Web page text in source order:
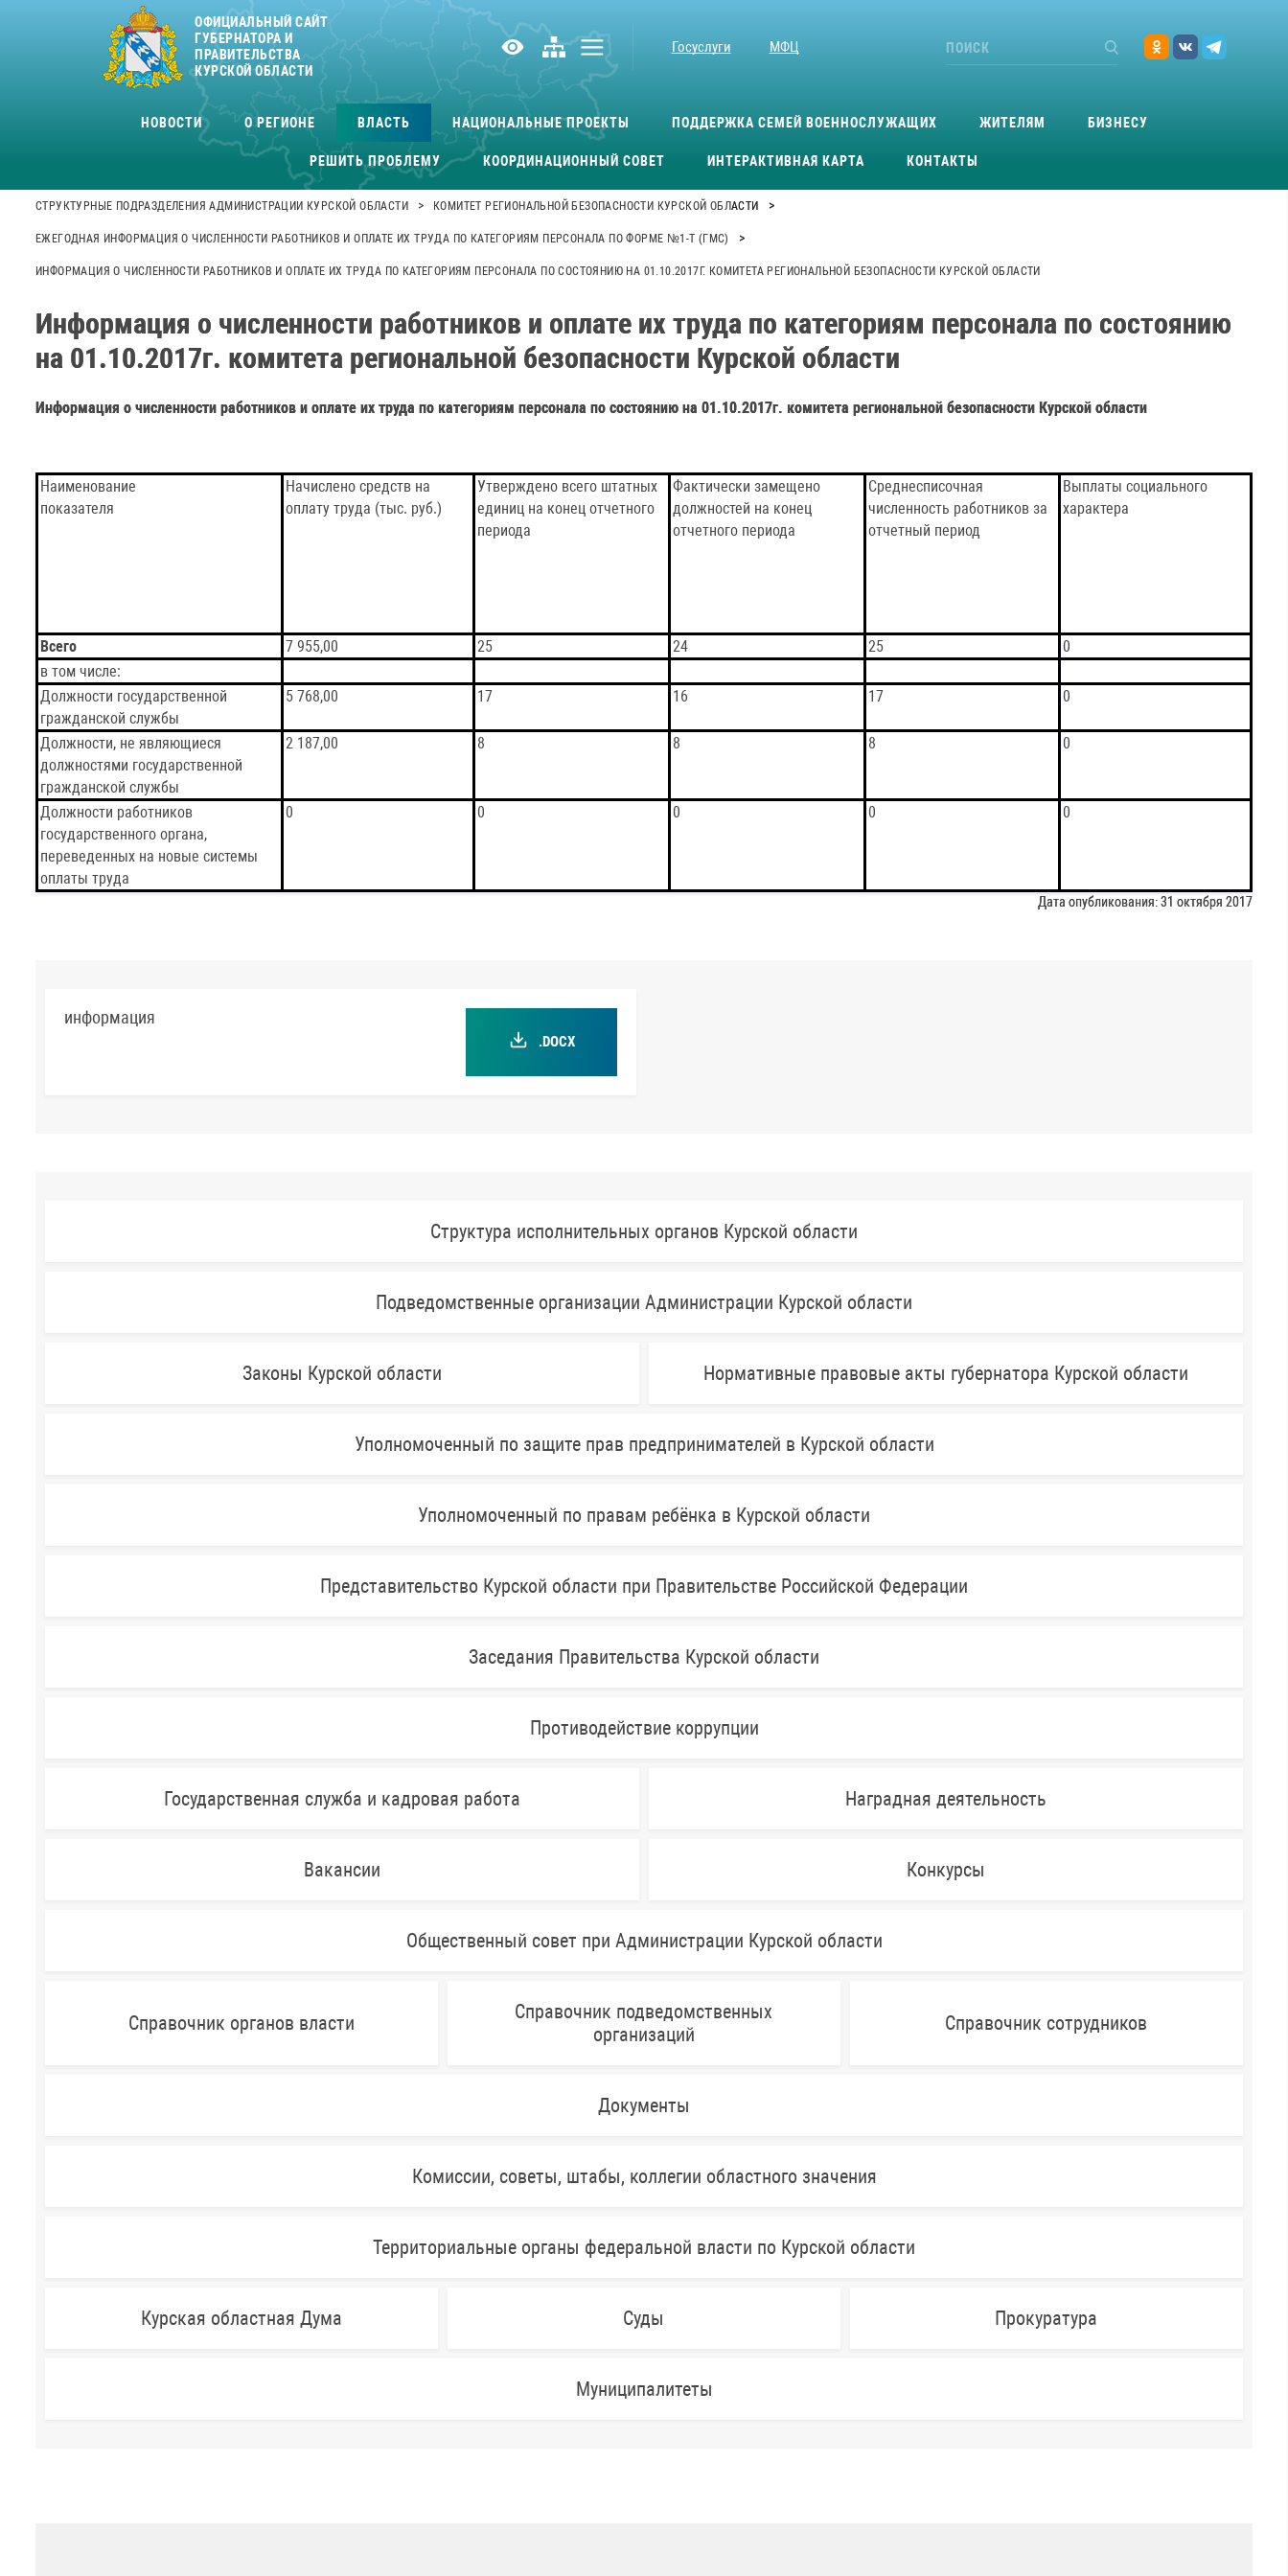
ОФИЦИАЛЬНЫЙ САЙТ
ГУБЕРНАТОРА И
ПРАВИТЕЛЬСТВА
КУРСКОЙ ОБЛАСТИ
Госуслуги МФЦ
НОВОСТИ О РЕГИОНЕ ВЛАСТЬ НАЦИОНАЛЬНЫЕ ПРОЕКТЫ ПОДДЕРЖКА СЕМЕЙ ВОЕННОСЛУЖАЩИХ ЖИТЕЛЯМ БИЗНЕСУ
РЕШИТЬ ПРОБЛЕМУ КООРДИНАЦИОННЫЙ СОВЕТ ИНТЕРАКТИВНАЯ КАРТА КОНТАКТЫ
СТРУКТУРНЫЕ ПОДРАЗДЕЛЕНИЯ АДМИНИСТРАЦИИ КУРСКОЙ ОБЛАСТИ > КОМИТЕТ РЕГИОНАЛЬНОЙ БЕЗОПАСНОСТИ КУРСКОЙ ОБЛАСТИ >
ЕЖЕГОДНАЯ ИНФОРМАЦИЯ О ЧИСЛЕННОСТИ РАБОТНИКОВ И ОПЛАТЕ ИХ ТРУДА ПО КАТЕГОРИЯМ ПЕРСОНАЛА ПО ФОРМЕ №1-Т (ГМС) >
ИНФОРМАЦИЯ О ЧИСЛЕННОСТИ РАБОТНИКОВ И ОПЛАТЕ ИХ ТРУДА ПО КАТЕГОРИЯМ ПЕРСОНАЛА ПО СОСТОЯНИЮ НА 01.10.2017Г. КОМИТЕТА РЕГИОНАЛЬНОЙ БЕЗОПАСНОСТИ КУРСКОЙ ОБЛАСТИ
Информация о численности работников и оплате их труда по категориям персонала по состоянию
на 01.10.2017г. комитета региональной безопасности Курской области
Информация о численности работников и оплате их труда по категориям персонала по состоянию на 01.10.2017г. комитета региональной безопасности Курской области
Наименование
показателя
Начислено средств на
оплату труда (тыс. руб.)
Утверждено всего штатных
единиц на конец отчетного
периода
Фактически замещено
должностей на конец
отчетного периода
Среднесписочная
численность работников за
отчетный период
Выплаты социального
характера
Всего 7 955,00 25 24 25
0
в том числе:
Должности государственной
гражданской службы
5 768,00 17 16 17 0
Должности, не являющиеся
должностями государственной
гражданской службы
2 187,00 8 8 8 0
Должности работников
государственного органа,
переведенных на новые системы
оплаты труда
0 0 0 0 0
Дата опубликования: 31 октября 2017
информация
.DOCX
Структура исполнительных органов Курской области
Подведомственные организации Администрации Курской области
Законы Курской области Нормативные правовые акты губернатора Курской области
Уполномоченный по защите прав предпринимателей в Курской области
Уполномоченный по правам ребёнка в Курской области
Представительство Курской области при Правительстве Российской Федерации
Заседания Правительства Курской области
Противодействие коррупции
Государственная служба и кадровая работа Наградная деятельность
Вакансии Конкурсы
Общественный совет при Администрации Курской области
Справочник органов власти
Справочник подведомственных
организаций
Справочник сотрудников
Документы
Комиссии, советы, штабы, коллегии областного значения
Территориальные органы федеральной власти по Курской области
Курская областная Дума Суды Прокуратура
Муниципалитеты